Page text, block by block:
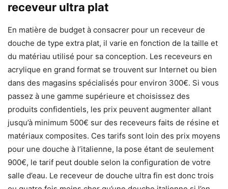
receveur ultra plat
En matière de budget à consacrer pour un receveur de
douche de type extra plat, il varie en fonction de la taille et
du matériau utilisé pour sa conception. Les receveurs en
acrylique en grand format se trouvent sur Internet ou bien
dans des magasins spécialisés pour environ 300€. Si vous
passez à une gamme supérieure et choisissez des
produits confidentiels, les prix peuvent augmenter allant
jusqu’à minimum 500€ sur des receveurs faits de résine et
matériaux composites. Ces tarifs sont loin des prix moyens
pour une douche à l’italienne, la pose étant de seulement
900€, le tarif peut double selon la configuration de votre
salle d’eau. Le receveur de douche ultra fin est donc trois